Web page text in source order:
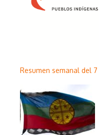
Resumen semanal del